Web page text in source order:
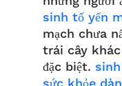
sinh tố yến
mạch chưa
trái cây
đặc biệt.